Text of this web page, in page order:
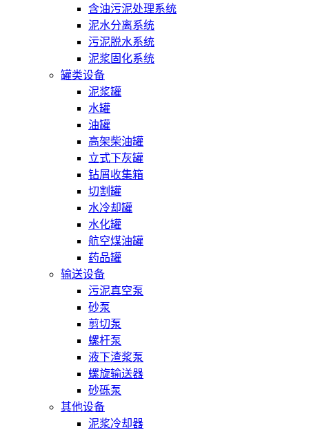
含油污泥处理系统
泥水分离系统
污泥脱水系统
泥浆固化系统
罐类设备
泥浆罐
水罐
油罐
高架柴油罐
立式下灰罐
钻屑收集箱
切割罐
水冷却罐
水化罐
航空煤油罐
药品罐
输送设备
污泥真空泵
砂泵
剪切泵
螺杆泵
液下渣浆泵
螺旋输送器
砂砾泵
其他设备
泥浆冷却器